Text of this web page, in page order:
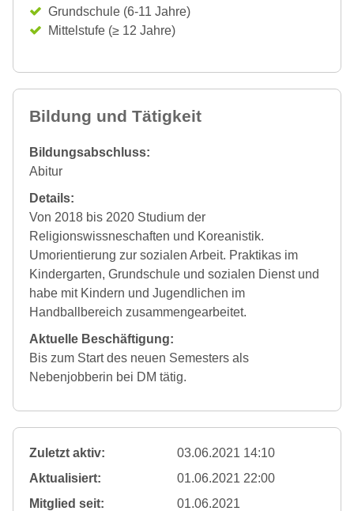
Grundschule (6-11 Jahre)
Mittelstufe (≥ 12 Jahre)
Bildung und Tätigkeit
Bildungsabschluss:
Abitur
Details:
Von 2018 bis 2020 Studium der
Religionswissneschaften und Koreanistik.
Umorientierung zur sozialen Arbeit. Praktikas im
Kindergarten, Grundschule und sozialen Dienst und
habe mit Kindern und Jugendlichen im
Handballbereich zusammengearbeitet.
Aktuelle Beschäftigung:
Bis zum Start des neuen Semesters als
Nebenjobberin bei DM tätig.
Zuletzt aktiv:
03.06.2021 14:10
Aktualisiert:
01.06.2021 22:00
Mitglied seit:
01.06.2021